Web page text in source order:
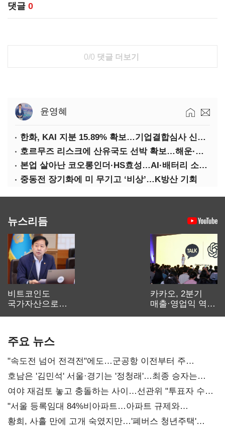
댓글 0
0/0 댓글 더보기
윤영혜
한화, KAI 지분 15.89% 확보…기업결합심사 신청 예정
호르무즈 리스크에 산유국도 선박 확보…해운·조선 ‘기회’
본업 살아난 코오롱인더·HS효성…AI·배터리 소재로 보폭 확대
중동전 장기화에 미 무기고 ‘비상’…K방산 기회
뉴스리듬
비트코인도
국가자산으로…'
카카오, 2분기
매출·영업익 역대
주요 뉴스
"속도전 넘어 전격전"에도…군공항 이전부터 주
52시간까지 '뇌관'
호남은 '김민석' 서울·경기는 '정청래'…최종 승자는
'안갯속'
여야 재검토 놓고 충돌하는 사이…선관위 "투표자 수
오차 당연"
"서울 등록임대 84%비아파트…아파트 규제와
달리해야"
황희, 사흘 만에 고개 숙였지만…'폐버스 청년주택'